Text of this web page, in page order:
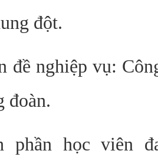
đột.
đề nghiệp vụ:
đoàn.
phần học viên